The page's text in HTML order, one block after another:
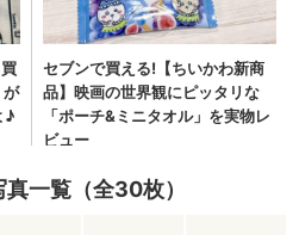
一覧（全30枚）